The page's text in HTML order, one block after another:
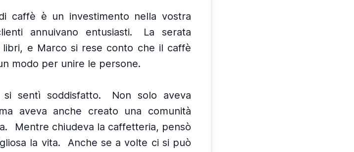
caffè è un investimento nella vostra
annuivano entusiasti.
La serata
e Marco si rese conto che il caffè
modo per unire le persone.
sentì soddisfatto.
Non solo aveva
aveva anche creato una comunità
Mentre chiudeva la caffetteria, pensò
la vita.
Anche se a volte ci si può